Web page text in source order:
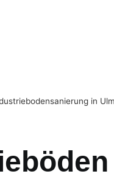
in Ulm